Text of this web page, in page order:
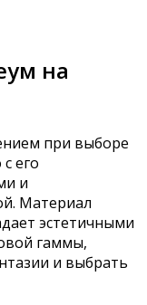
на
при выборе
его
и
Материал
эстетичными
гаммы,
и выбрать